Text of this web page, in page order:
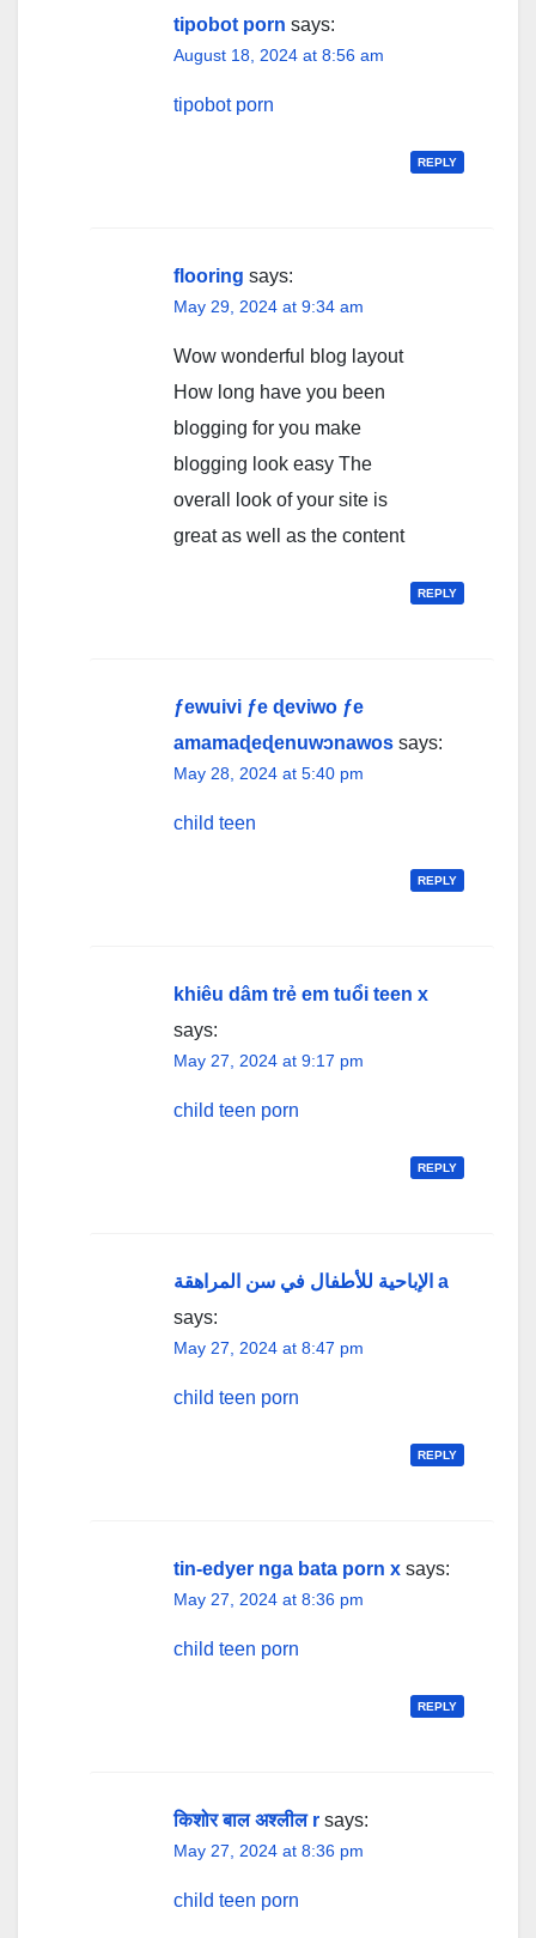
tipobot porn says:
August 18, 2024 at 8:56 am
tipobot porn
REPLY
flooring says:
May 29, 2024 at 9:34 am
Wow wonderful blog layout
How long have you been
blogging for you make
blogging look easy The
overall look of your site is
great as well as the content
REPLY
ƒewuivi ƒe ɖeviwo ƒe
amamaɖeɖenuwɔnawos says:
May 28, 2024 at 5:40 pm
child teen
REPLY
khiêu dâm trẻ em tuổi teen x
says:
May 27, 2024 at 9:17 pm
child teen porn
REPLY
الإباحية للأطفال في سن المراهقة a
says:
May 27, 2024 at 8:47 pm
child teen porn
REPLY
tin-edyer nga bata porn x says:
May 27, 2024 at 8:36 pm
child teen porn
REPLY
किशोर बाल अश्लील r says:
May 27, 2024 at 8:36 pm
child teen porn